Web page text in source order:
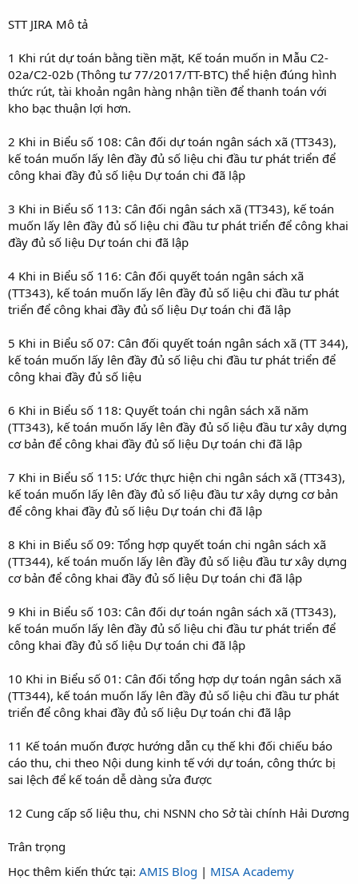
STT JIRA Mô tả
1 Khi rút dự toán bằng tiền mặt, Kế toán muốn in Mẫu C2-
02a/C2-02b (Thông tư 77/2017/TT-BTC) thể hiện đúng hình
thức rút, tài khoản ngân hàng nhận tiền để thanh toán với
kho bạc thuận lợi hơn.
2 Khi in Biểu số 108: Cân đối dự toán ngân sách xã (TT343),
kế toán muốn lấy lên đầy đủ số liệu chi đầu tư phát triển để
công khai đầy đủ số liệu Dự toán chi đã lập
3 Khi in Biểu số 113: Cân đối ngân sách xã (TT343), kế toán
muốn lấy lên đầy đủ số liệu chi đầu tư phát triển để công khai
đầy đủ số liệu Dự toán chi đã lập
4 Khi in Biểu số 116: Cân đối quyết toán ngân sách xã
(TT343), kế toán muốn lấy lên đầy đủ số liệu chi đầu tư phát
triển để công khai đầy đủ số liệu Dự toán chi đã lập
5 Khi in Biểu số 07: Cân đối quyết toán ngân sách xã (TT 344),
kế toán muốn lấy lên đầy đủ số liệu chi đầu tư phát triển để
công khai đầy đủ số liệu
6 Khi in Biểu số 118: Quyết toán chi ngân sách xã năm
(TT343), kế toán muốn lấy lên đầy đủ số liệu đầu tư xây dựng
cơ bản để công khai đầy đủ số liệu Dự toán chi đã lập
7 Khi in Biểu số 115: Ước thực hiện chi ngân sách xã (TT343),
kế toán muốn lấy lên đầy đủ số liệu đầu tư xây dựng cơ bản
để công khai đầy đủ số liệu Dự toán chi đã lập
8 Khi in Biểu số 09: Tổng hợp quyết toán chi ngân sách xã
(TT344), kế toán muốn lấy lên đầy đủ số liệu đầu tư xây dựng
cơ bản để công khai đầy đủ số liệu Dự toán chi đã lập
9 Khi in Biểu số 103: Cân đối dự toán ngân sách xã (TT343),
kế toán muốn lấy lên đầy đủ số liệu chi đầu tư phát triển để
công khai đầy đủ số liệu Dự toán chi đã lập
10 Khi in Biểu số 01: Cân đối tổng hợp dự toán ngân sách xã
(TT344), kế toán muốn lấy lên đầy đủ số liệu chi đầu tư phát
triển để công khai đầy đủ số liệu Dự toán chi đã lập
11 Kế toán muốn được hướng dẫn cụ thế khi đối chiếu báo
cáo thu, chi theo Nội dung kinh tế với dự toán, công thức bị
sai lệch để kế toán dễ dàng sửa được
12 Cung cấp số liệu thu, chi NSNN cho Sở tài chính Hải Dương
Trân trọng
Học thêm kiến thức tại: AMIS Blog | MISA Academy